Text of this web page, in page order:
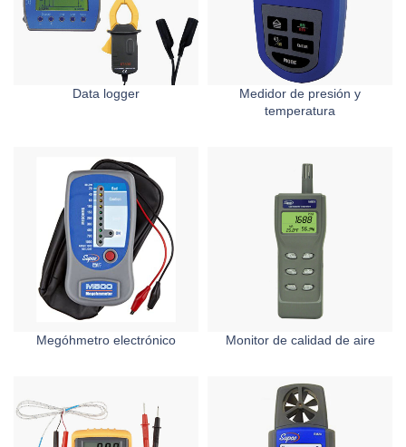
Data logger
Medidor de presión y
temperatura
Megóhmetro electrónico Monitor de calidad de aire